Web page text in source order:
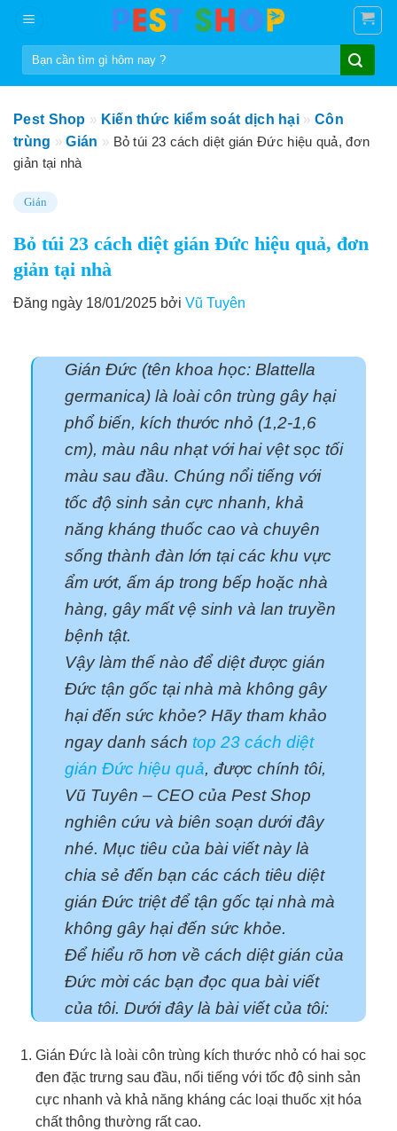
content
Tìm
kiếm:
Pest Shop » Kiến thức kiểm soát dịch hại » Côn
trùng »Gián » Bỏ túi 23 cách diệt gián Đức hiệu quả, đơn
giản tại nhà
Gián
Bỏ túi 23 cách diệt gián Đức hiệu quả, đơn
giản tại nhà
Đăng ngày 18/01/2025 bởi Vũ Tuyên
Gián Đức (tên khoa học: Blattella
germanica) là loài côn trùng gây hại
phổ biến, kích thước nhỏ (1,2-1,6
cm), màu nâu nhạt với hai vệt sọc tối
màu sau đầu. Chúng nổi tiếng với
tốc độ sinh sản cực nhanh, khả
năng kháng thuốc cao và chuyên
sống thành đàn lớn tại các khu vực
ẩm ướt, ấm áp trong bếp hoặc nhà
hàng, gây mất vệ sinh và lan truyền
bệnh tật.
Vậy làm thế nào để diệt được gián
Đức tận gốc tại nhà mà không gây
hại đến sức khỏe? Hãy tham khảo
ngay danh sách top 23 cách diệt
gián Đức hiệu quả, được chính tôi,
Vũ Tuyên – CEO của Pest Shop
nghiên cứu và biên soạn dưới đây
nhé. Mục tiêu của bài viết này là
chia sẻ đến bạn các cách tiêu diệt
gián Đức triệt để tận gốc tại nhà mà
không gây hại đến sức khỏe.
Để hiểu rõ hơn về cách diệt gián của
Đức mời các bạn đọc qua bài viết
của tôi. Dưới đây là bài viết của tôi:
Gián Đức là loài côn trùng kích thước nhỏ có hai sọc
đen đặc trưng sau đầu, nổi tiếng với tốc độ sinh sản
cực nhanh và khả năng kháng các loại thuốc xịt hóa
chất thông thường rất cao.